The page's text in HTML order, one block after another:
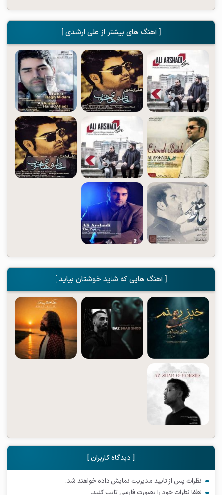
[ آهنگ های بیشتر از علی ارشدی ]
[ آهنگ هایی که شاید خوشتان بیاید ]
[ دیدگاه کاربران ]
نظرات پس از تایید مدیریت نمایش داده خواهند شد.
لطفا نظرات خود را بصورت فارسی تایپ کنید.